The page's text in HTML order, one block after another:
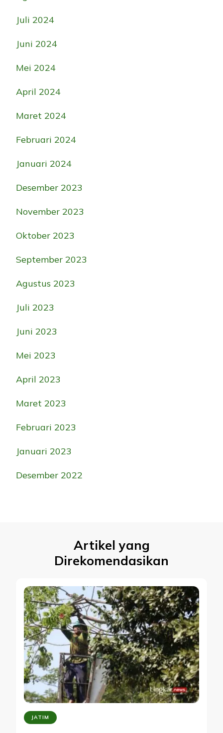
Juli 2024
Juni 2024
Mei 2024
April 2024
Maret 2024
Februari 2024
Januari 2024
Desember 2023
November 2023
Oktober 2023
September 2023
Agustus 2023
Juli 2023
Juni 2023
Mei 2023
April 2023
Maret 2023
Februari 2023
Januari 2023
Desember 2022
Artikel yang
Direkomendasikan
JATIM